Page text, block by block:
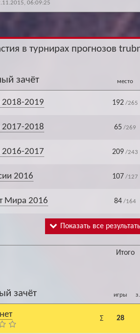
06:09:25
в турнирах прогнозов
зачёт место
2018-2019 192 /265
2017-2018 65 /269
2016-2017 209 /243
2016 107 /127
Мира 2016 84 /164
Показать все
Итого
зачёт игры
Σ 28